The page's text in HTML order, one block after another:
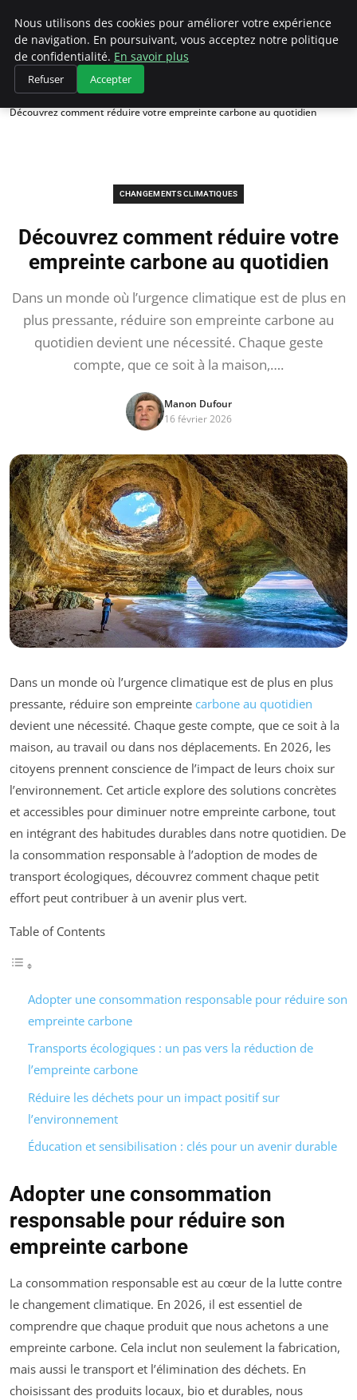
Climategatecountryclub.com
Accueil
Changements climatiques
Découvrez comment réduire votre empreinte carbone au quotidien
CHANGEMENTS CLIMATIQUES
Découvrez comment réduire votre
empreinte carbone au quotidien
Dans un monde où l’urgence climatique est de plus en
plus pressante, réduire son empreinte carbone au
quotidien devient une nécessité. Chaque geste
compte, que ce soit à la maison,….
Manon Dufour
16 février 2026
Dans un monde où l’urgence climatique est de plus en plus
pressante, réduire son empreinte carbone au quotidien
devient une nécessité. Chaque geste compte, que ce soit à la
maison, au travail ou dans nos déplacements. En 2026, les
citoyens prennent conscience de l’impact de leurs choix sur
l’environnement. Cet article explore des solutions concrètes
et accessibles pour diminuer notre empreinte carbone, tout
en intégrant des habitudes durables dans notre quotidien. De
la consommation responsable à l’adoption de modes de
transport écologiques, découvrez comment chaque petit
effort peut contribuer à un avenir plus vert.
Table of Contents
Adopter une consommation responsable pour réduire son
empreinte carbone
Transports écologiques : un pas vers la réduction de
l’empreinte carbone
Réduire les déchets pour un impact positif sur
l’environnement
Éducation et sensibilisation : clés pour un avenir durable
Adopter une consommation
responsable pour réduire son
empreinte carbone
La consommation responsable est au cœur de la lutte contre
le changement climatique. En 2026, il est essentiel de
comprendre que chaque produit que nous achetons a une
empreinte carbone. Cela inclut non seulement la fabrication,
mais aussi le transport et l’élimination des déchets. En
choisissant des produits locaux, bio et durables, nous
Nous utilisons des cookies pour améliorer votre expérience
de navigation. En poursuivant, vous acceptez notre politique
de confidentialité. En savoir plus
Refuser Accepter